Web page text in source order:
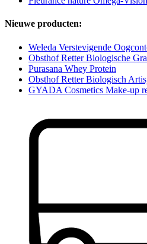
Nieuwe producten:
Weleda Verstevigende
Obsthof Retter Biologische
Purasana Whey Protein
Obsthof Retter Biologisch
GYADA Cosmetics Make-up